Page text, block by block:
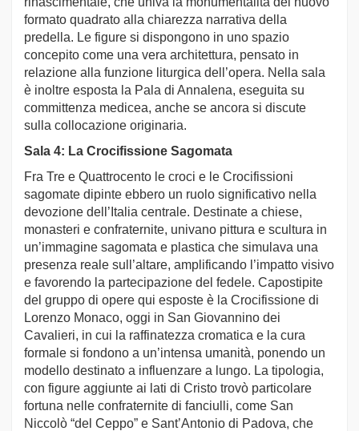
formato quadrato alla chiarezza narrativa della
predella. Le figure si dispongono in uno spazio
concepito come una vera architettura, pensato in
relazione alla funzione liturgica dell’opera. Nella sala
è inoltre esposta la Pala di Annalena, eseguita su
committenza medicea, anche se ancora si discute
sulla collocazione originaria.
Sala 4: La Crocifissione Sagomata
Fra Tre e Quattrocento le croci e le Crocifissioni
sagomate dipinte ebbero un ruolo significativo nella
devozione dell’Italia centrale. Destinate a chiese,
monasteri e confraternite, univano pittura e scultura in
un’immagine sagomata e plastica che simulava una
presenza reale sull’altare, amplificando l’impatto visivo
e favorendo la partecipazione del fedele. Capostipite
del gruppo di opere qui esposte è la Crocifissione di
Lorenzo Monaco, oggi in San Giovannino dei
Cavalieri, in cui la raffinatezza cromatica e la cura
formale si fondono a un’intensa umanità, ponendo un
modello destinato a influenzare a lungo. La tipologia,
con figure aggiunte ai lati di Cristo trovò particolare
fortuna nelle confraternite di fanciulli, come San
Niccolò “del Ceppo” e Sant’Antonio di Padova, che